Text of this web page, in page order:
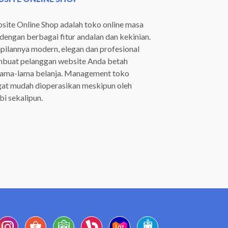
Online Shop adalah toko online masa
berbagai fitur andalan dan kekinian.
modern, elegan dan profesional
pelanggan website Anda betah
lama belanja. Management toko
mudah dioperasikan meskipun oleh
sekalipun.